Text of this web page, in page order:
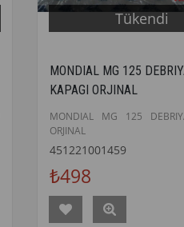
Tükendi
MONDIAL MG 125
KAPAGI ORJINAL
MONDIAL MG 125
ORJINAL
451221001459
₺498